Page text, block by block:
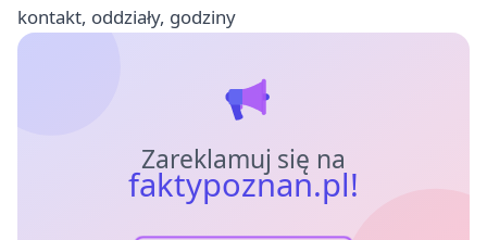
kontakt, oddziały, godziny
Zareklamuj się na
faktypoznan.pl!